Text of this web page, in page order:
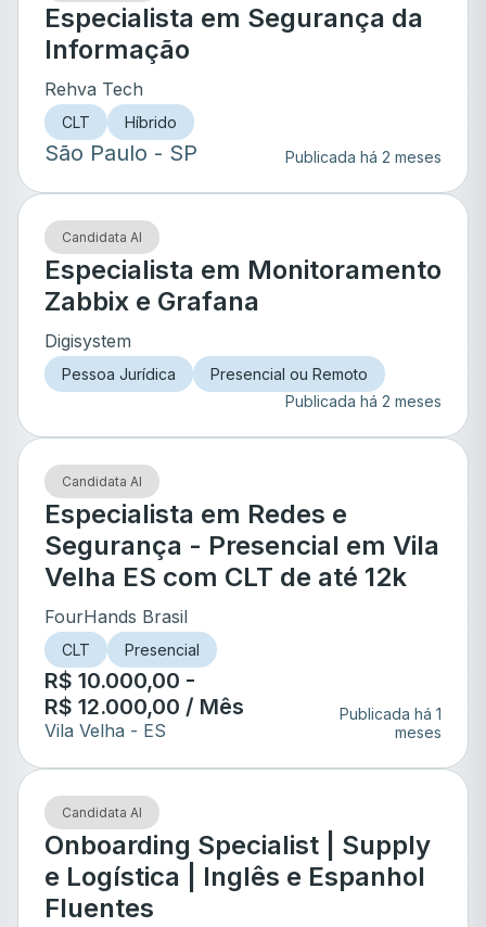
Especialista em Segurança da
Informação
Rehva Tech
CLT Híbrido
São Paulo - SP Publicada há 2 meses
Candidata AI
Especialista em Monitoramento
Zabbix e Grafana
Digisystem
Pessoa Jurídica
Presencial ou Remoto
Publicada há 2 meses
Candidata AI
Especialista em Redes e
Segurança - Presencial em Vila
Velha ES com CLT de até 12k
FourHands Brasil
CLT Presencial
R$ 10.000,00 -
R$ 12.000,00 / Mês
Vila Velha - ES
Publicada há 1
meses
Candidata AI
Onboarding Specialist | Supply
e Logística | Inglês e Espanhol
Fluentes